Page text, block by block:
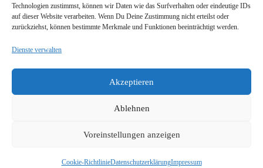
Technologien zustimmst, können wir Daten wie das Surfverhalten oder eindeutige IDs
auf dieser Website verarbeiten. Wenn Du Deine Zustimmung nicht erteilst oder
zurückziehst, können bestimmte Merkmale und Funktionen beeinträchtigt werden.
Dienste verwalten
Akzeptieren
Ablehnen
Voreinstellungen anzeigen
Cookie-RichtlinieDatenschutzerklärungImpressum
99€ 69
Boris Naumann-Datenschutzerklärung-Impressum